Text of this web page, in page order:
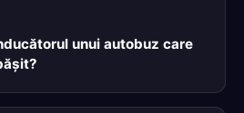
unui autobuz care